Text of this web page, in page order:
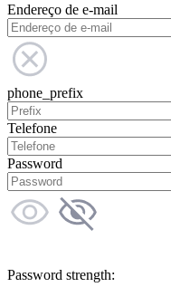
Endereço de e-mail
phone_prefix
Telefone
Password
Password strength: